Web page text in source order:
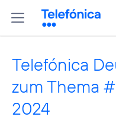
Telefónica
zum Thema
2024